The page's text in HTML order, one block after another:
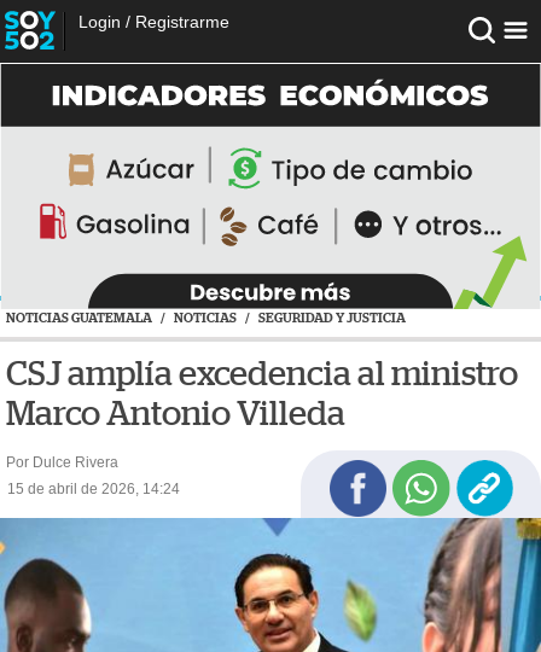
Login / Registrarme
NOTICIAS GUATEMALA / NOTICIAS / SEGURIDAD Y JUSTICIA
CSJ amplía excedencia al ministro
Marco Antonio Villeda
Por Dulce Rivera
15 de abril de 2026, 14:24